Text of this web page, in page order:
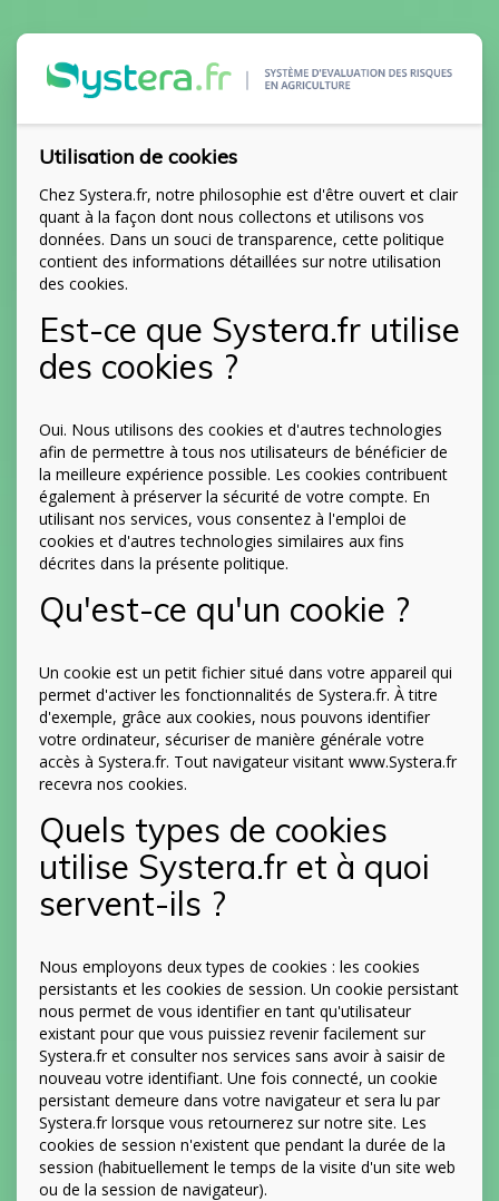
Utilisation de cookies
Chez Systera.fr, notre philosophie est d'être ouvert et clair
quant à la façon dont nous collectons et utilisons vos
données. Dans un souci de transparence, cette politique
contient des informations détaillées sur notre utilisation
des cookies.
Est-ce que Systera.fr utilise
des cookies ?
Oui. Nous utilisons des cookies et d'autres technologies
afin de permettre à tous nos utilisateurs de bénéficier de
la meilleure expérience possible. Les cookies contribuent
également à préserver la sécurité de votre compte. En
utilisant nos services, vous consentez à l'emploi de
cookies et d'autres technologies similaires aux fins
décrites dans la présente politique.
Qu'est-ce qu'un cookie ?
Un cookie est un petit fichier situé dans votre appareil qui
permet d'activer les fonctionnalités de Systera.fr. À titre
d'exemple, grâce aux cookies, nous pouvons identifier
votre ordinateur, sécuriser de manière générale votre
accès à Systera.fr. Tout navigateur visitant www.Systera.fr
recevra nos cookies.
Quels types de cookies
utilise Systera.fr et à quoi
servent-ils ?
Nous employons deux types de cookies : les cookies
persistants et les cookies de session. Un cookie persistant
nous permet de vous identifier en tant qu'utilisateur
existant pour que vous puissiez revenir facilement sur
Systera.fr et consulter nos services sans avoir à saisir de
nouveau votre identifiant. Une fois connecté, un cookie
persistant demeure dans votre navigateur et sera lu par
Systera.fr lorsque vous retournerez sur notre site. Les
cookies de session n'existent que pendant la durée de la
session (habituellement le temps de la visite d'un site web
ou de la session de navigateur).